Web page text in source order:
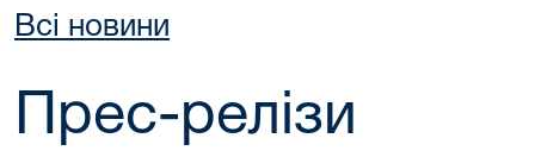
Всі новини
Прес-релізи